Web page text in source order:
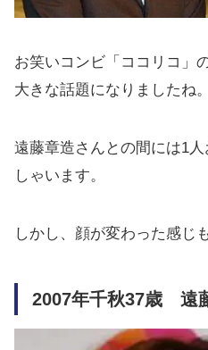
お笑いコンビ「ココリコ」
大きな話題になりましたね。
遠藤章造さんとの間には1
しゃいます。
しかし、顔が変わった感じ
2007年千秋37歳 遠